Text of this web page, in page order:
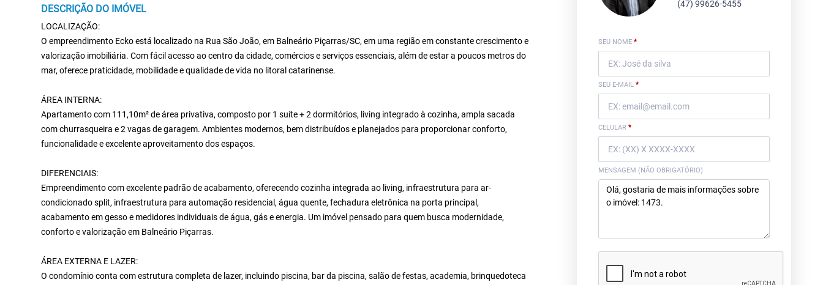
DESCRIÇÃO DO IMÓVEL
LOCALIZAÇÃO:
O empreendimento Ecko está localizado na Rua São João, em Balneário Piçarras/SC, em uma região em constante crescimento e
valorização imobiliária. Com fácil acesso ao centro da cidade, comércios e serviços essenciais, além de estar a poucos metros do
mar, oferece praticidade, mobilidade e qualidade de vida no litoral catarinense.
ÁREA INTERNA:
Apartamento com 111,10m² de área privativa, composto por 1 suíte + 2 dormitórios, living integrado à cozinha, ampla sacada
com churrasqueira e 2 vagas de garagem. Ambientes modernos, bem distribuídos e planejados para proporcionar conforto,
funcionalidade e excelente aproveitamento dos espaços.
DIFERENCIAIS:
Empreendimento com excelente padrão de acabamento, oferecendo cozinha integrada ao living, infraestrutura para ar-
condicionado split, infraestrutura para automação residencial, água quente, fechadura eletrônica na porta principal,
acabamento em gesso e medidores individuais de água, gás e energia. Um imóvel pensado para quem busca modernidade,
conforto e valorização em Balneário Piçarras.
ÁREA EXTERNA E LAZER:
O condomínio conta com estrutura completa de lazer, incluindo piscina, bar da piscina, salão de festas, academia, brinquedoteca
(47) 99626-5455
SEU NOME *
SEU E-MAIL *
CELULAR *
MENSAGEM (NÃO OBRIGATÓRIO)